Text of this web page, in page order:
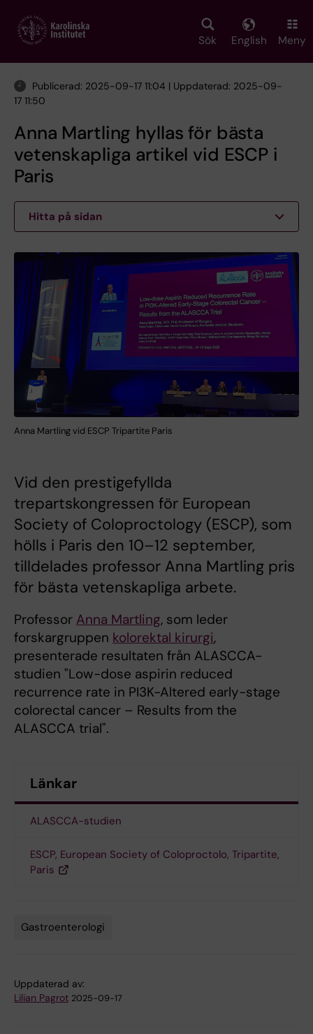
main
Sök English Meny
Publicerad: 2025-09-17 11:04 | Uppdaterad: 2025-09-
17 11:50
Anna Martling hyllas för bästa
vetenskapliga artikel vid ESCP i
Paris
Hitta på sidan
Anna Martling vid ESCP Tripartite Paris
Vid den prestigefyllda
trepartskongressen för European
Society of Coloproctology (ESCP), som
hölls i Paris den 10–12 september,
tilldelades professor Anna Martling pris
för bästa vetenskapliga arbete.
Professor Anna Martling, som leder
forskargruppen kolorektal kirurgi,
presenterade resultaten från ALASCCA-
studien "Low-dose aspirin reduced
recurrence rate in PI3K-Altered early-stage
colorectal cancer – Results from the
ALASCCA trial".
Länkar
ALASCCA-studien
ESCP, European Society of Coloproctolo, Tripartite,
Paris
Gastroenterologi
Uppdaterad av:
Lilian Pagrot 2025-09-17